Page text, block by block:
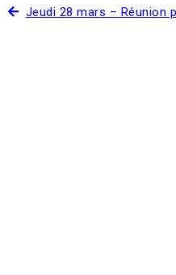
Jeudi 28 mars – Réunion